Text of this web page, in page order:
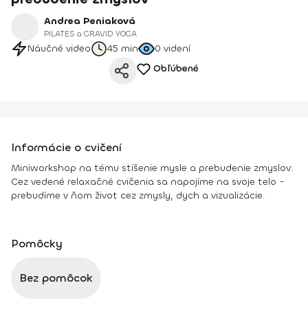
Andrea Peniaková
PILATES a GRAVID YOGA
Náučné video 45 min 0 videní
Obľúbené
Informácie o cvičení
Miniworkshop na tému stíšenie mysle a prebudenie zmyslov:
Cez vedené relaxačné cvičenia sa napojíme na svoje telo -
prebudíme v ňom život cez zmysly, dych a vizualizácie.
Pomôcky
Bez pomôcok